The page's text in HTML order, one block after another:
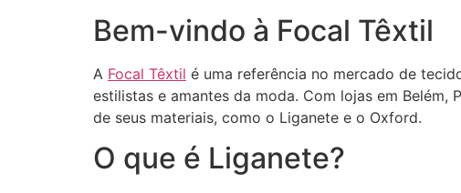
Bem-vindo à Focal Têxtil
A Focal Têxtil é uma referência no mercado de
estilistas e amantes da moda. Com lojas em Belém,
de seus materiais, como o Liganete e o Oxford.
O que é Liganete?